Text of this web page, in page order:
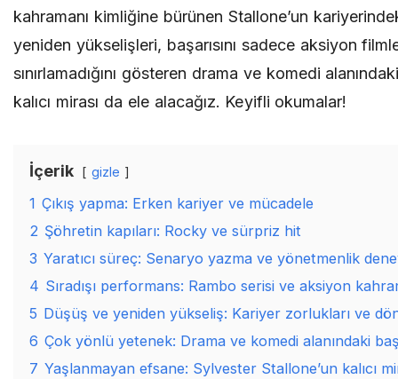
kahramanı kimliğine bürünen Stallone’un
yeniden yükselişleri, başarısını sadece aksiyon
sınırlamadığını gösteren drama ve komedi
kalıcı mirası da ele alacağız. Keyifli okumalar!
İçerik gizle
1 Çıkış yapma: Erken kariyer ve mücadele
2 Şöhretin kapıları: Rocky ve sürpriz hit
3 Yaratıcı süreç: Senaryo yazma ve yönetmenlik
4 Sıradışı performans: Rambo serisi ve aksiyon
5 Düşüş ve yeniden yükseliş: Kariyer zorlukları ve
6 Çok yönlü yetenek: Drama ve komedi alanındaki
7 Yaşlanmayan efsane: Sylvester Stallone’un kalıcı